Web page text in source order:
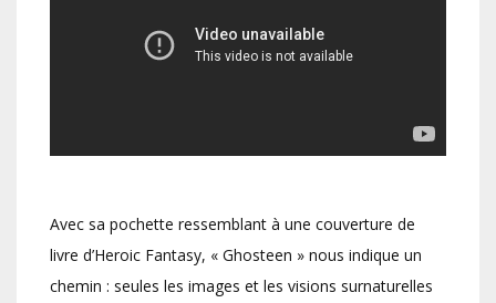
Avec sa pochette ressemblant à une couverture de
livre d’Heroic Fantasy, « Ghosteen » nous indique un
chemin : seules les images et les visions surnaturelles